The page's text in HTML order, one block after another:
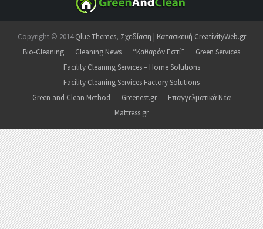
Copyright © 2014Qlue Themes, Σχεδίαση | Κατασκευή CreativityWeb.gr
Bio-Cleaning
Cleaning News “Καθαρόν Εστί”
Green Services
Facility Cleaning Services – Home Solutions
Facility Cleaning Services Factory Solutions
Green and Clean Method
Greenest.gr
Επαγγελματικά Νέα
Mattress.gr